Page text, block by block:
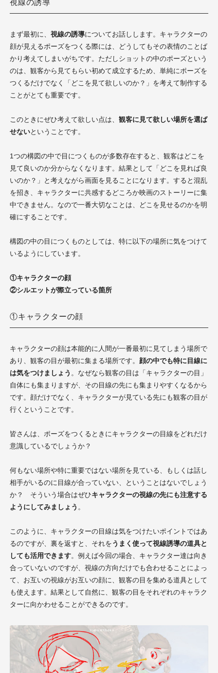
視線の誘導
まず最初に、 視線の誘導についてお話しします。キャラクターの
顔が見えるポーズをつくる際には、どうしてもその表情のことば
かり考えてしまいがちです。ただしショットの中のポーズという
のは、観客から見てもらい初めて成立するため、単純にポーズを
つくるだけでなく「どこを見て欲しいのか？」を考えて制作する
ことがとても重要です。
このときにぜひ考えて欲しい点は、 観客に見て欲しい場所を選ば
せないということです。
1つの構図の中で目につくものが多数存在すると、観客はどこを
見て良いのか分からなくなります。結果として「どこを見れば良
いのか？」と考えながら画面を見ることになります。すると混乱
を招き、キャラクターに共感するどころか映画のストーリーに集
中できません。なので一番大切なことは、どこを見せるのかを明
確にすることです。
構図の中の目につくものとしては、特に以下の場所に気をつけて
いるようにしています。
①キャラクターの顔
②シルエットが際立っている箇所
①キャラクターの顔
キャラクターの顔は本能的に人間が一番最初に見てしまう場所で
あり、観客の目が最初に集まる場所です。 顔の中でも特に目線に
は気をつけましょう 。なぜなら観客の目は「キャラクターの目」
自体にも集まりますが、その目線の先にも集まりやすくなるから
です。顔だけでなく、キャラクターが見ている先にも観客の目が
行くということです。
皆さんは、ポーズをつくるときにキャラクターの目線をどれだけ
意識しているでしょうか？
何もない場所や特に重要ではない場所を見ている、もしくは話し
相手がいるのに目線が合っていない、ということはないでしょう
か？ そういう場合はぜひキャラクターの視線の先にも注意する
ようにしてみましょう 。
このように、キャラクターの目線は気をつけたいポイントではあ
るのですが、裏を返すと、それをうまく使って視線誘導の道具と
しても活用できます。例えば今回の場合、キャラクター達は向き
合っていないのですが、視線の方向だけでも合わせることによっ
て、お互いの視線がお互いの顔に、観客の目を集める道具として
も使えます。結果として自然に、観客の目をそれぞれのキャラク
ターに向かわせることができるのです。